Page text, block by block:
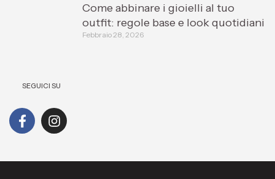
Come abbinare i gioielli al tuo
outfit: regole base e look quotidiani
Febbraio 28, 2026
SEGUICI SU